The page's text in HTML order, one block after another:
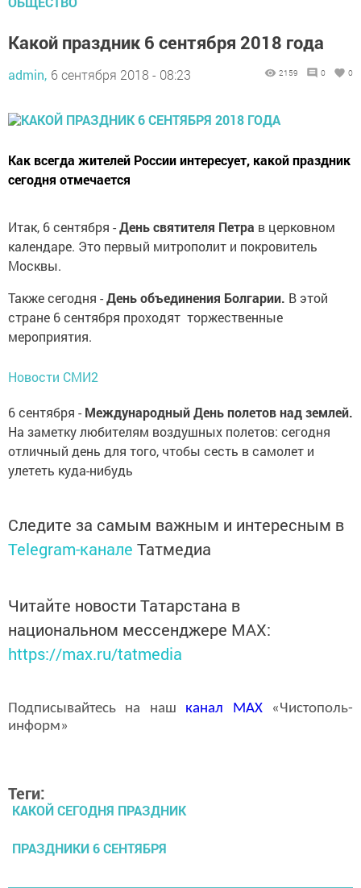
Какой праздник 6 сентября 2018 года
admin, 6 сентября 2018 - 08:23 2159 0 0
Как всегда жителей России интересует, какой праздник
сегодня отмечается
Итак, 6 сентября -День святителя Петра в церковном
календаре. Это первый митрополит и покровитель
Москвы.
Также сегодня -День объединения Болгарии. В этой
стране 6 сентября проходят торжественные
мероприятия.
Новости СМИ2
6 сентября - Международный День полетов над землей.
На заметку любителям воздушных полетов: сегодня
отличный день для того, чтобы сесть в самолет и
улететь куда-нибудь
Следите за самым важным и интересным в
Telegram-канале Татмедиа
Читайте новости Татарстана в
национальном мессенджере MАХ:
https://max.ru/tatmedia
Подписывайтесь на наш канал MAX«Чистополь-
информ»
Теги:
КАКОЙ СЕГОДНЯ ПРАЗДНИК
ПРАЗДНИКИ 6 СЕНТЯБРЯ